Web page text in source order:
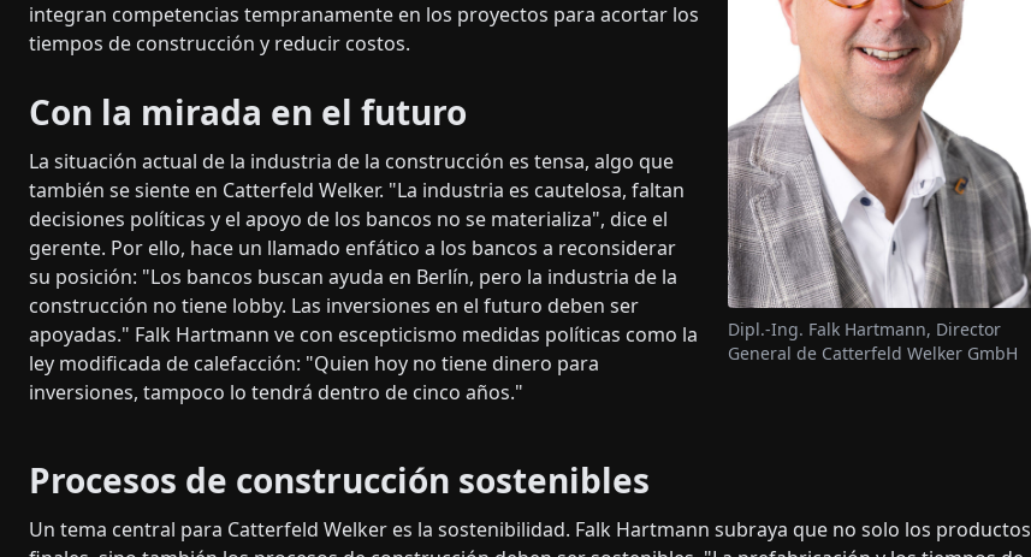
integran competencias tempranamente en los proyectos para acortar los
tiempos de construcción y reducir costos.
Con la mirada en el futuro
La situación actual de la industria de la construcción es tensa, algo que
también se siente en Catterfeld Welker. "La industria es cautelosa, faltan
decisiones políticas y el apoyo de los bancos no se materializa", dice el
gerente. Por ello, hace un llamado enfático a los bancos a reconsiderar
su posición: "Los bancos buscan ayuda en Berlín, pero la industria de la
construcción no tiene lobby. Las inversiones en el futuro deben ser
apoyadas." Falk Hartmann ve con escepticismo medidas políticas como la
ley modificada de calefacción: "Quien hoy no tiene dinero para
inversiones, tampoco lo tendrá dentro de cinco años."
Dipl.-Ing. Falk Hartmann, Director
General de Catterfeld Welker GmbH
Procesos de construcción sostenibles
Un tema central para Catterfeld Welker es la sostenibilidad. Falk Hartmann subraya que no solo los productos